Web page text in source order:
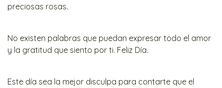
preciosas rosas.
No existen palabras que puedan expresar todo el amor
y la gratitud que siento por ti. Feliz Día.
Este día sea la mejor disculpa para contarte que el